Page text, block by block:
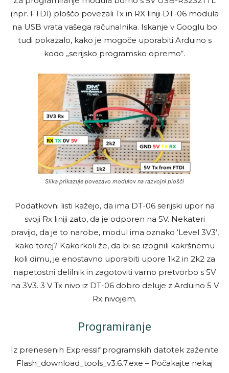
(npr. FTDI) ploščo povezali Tx in RX liniji DT-06 modula
na USB vrata vašega računalnika. Iskanje v Googlu bo
tudi pokazalo, kako je mogoče uporabiti Arduino s
kodo „serijsko programsko opremo“.
Slika prikazuje povezavo modulov na razvojni plošči
Podatkovni listi kažejo, da ima DT-06 serijski upor na
svoji Rx liniji zato, da je odporen na 5V. Nekateri
pravijo, da je to narobe, modul ima oznako ‘Level 3V3’,
kako torej? Kakorkoli že, da bi se izognili kakršnemu
koli dimu, je enostavno uporabiti upore 1k2 in 2k2 za
napetostni delilnik in zagotoviti varno pretvorbo s 5V
na 3V3. 3 V Tx nivo iz DT-06 dobro deluje z Arduino 5 V
Rx nivojem.
Programiranje
Iz prenesenih Expressif programskih datotek zaženite
Flash_download_tools_v3.6.7.exe – Počakajte nekaj